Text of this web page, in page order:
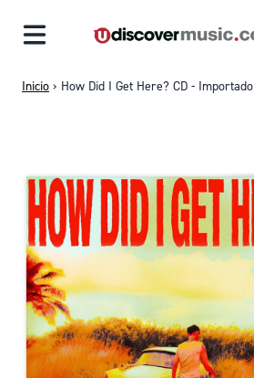
Inicio › How Did I Get Here? CD - Importado